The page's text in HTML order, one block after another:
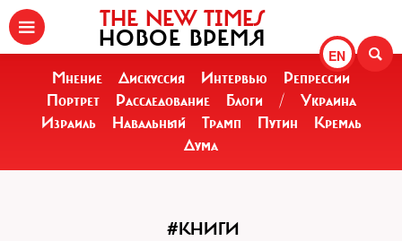
EN
THE NEW TIMES
НОВОЕ ВРЕМЯ
Мнение Дискуссия Интервью
Репрессии
Портрет
Расследование Блоги /
Украина
Израиль
Навальный Трамп Путин
Кремль
Дума
#КНИГИ